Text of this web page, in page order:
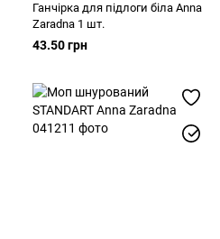
Ганчірка для підлоги біла Anna
Zaradna 1 шт.
43.50 грн